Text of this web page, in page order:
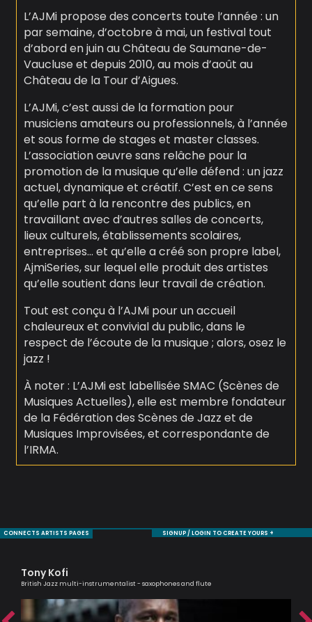
L’AJMi propose des concerts toute l’année : un
par semaine, d’octobre à mai, un festival tout
d’abord en juin au Château de Saumane-de-
Vaucluse et depuis 2010, au mois d’août au
Château de la Tour d’Aigues.
L’AJMi, c’est aussi de la formation pour
musiciens amateurs ou professionnels, à l’année
et sous forme de stages et master classes.
L’association œuvre sans relâche pour la
promotion de la musique qu’elle défend : un jazz
actuel, dynamique et créatif. C’est en ce sens
qu’elle part à la rencontre des publics, en
travaillant avec d’autres salles de concerts,
lieux culturels, établissements scolaires,
entreprises… et qu’elle a créé son propre label,
AjmiSeries, sur lequel elle produit des artistes
qu’elle soutient dans leur travail de création.
Tout est conçu à l’AJMi pour un accueil
chaleureux et convivial du public, dans le
respect de l’écoute de la musique ; alors, osez le
jazz !
À noter : L’AJMi est labellisée SMAC (Scènes de
Musiques Actuelles), elle est membre fondateur
de la Fédération des Scènes de Jazz et de
Musiques Improvisées, et correspondante de
l’IRMA.
CONNECTS ARTISTS PAGES SIGNUP / LOGIN TO CREATE YOURS +
Tony Kofi
British Jazz multi-instrumentalist - saxophones and flute